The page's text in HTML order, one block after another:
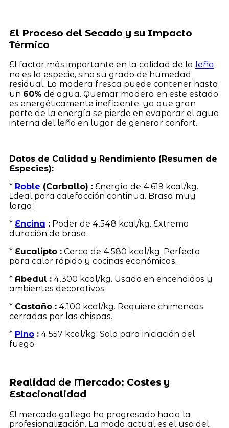
El Proceso del Secado y su Impacto
Térmico
El factor más importante en la calidad de la leña
no es la especie, sino su grado de humedad
residual. La madera fresca puede contener hasta
un 60% de agua. Quemar madera en este estado
es energéticamente ineficiente, ya que gran
parte de la energía se pierde en evaporar el agua
interna del leño en lugar de generar confort.
Datos de Calidad y Rendimiento (Resumen de
Especies):
* Roble (Carballo) :Energía de 4.619 kcal/kg.
Ideal para calefacción continua. Brasa muy
larga.
* Encina :Poder de 4.548 kcal/kg. Extrema
duración de brasa.
* Eucalipto :Cerca de 4.580 kcal/kg. Perfecto
para calor rápido y cocinas económicas.
* Abedul :4.300 kcal/kg. Usado en encendidos y
ambientes decorativos.
* Castaño :4.100 kcal/kg. Requiere chimeneas
cerradas por las chispas.
* Pino:4.557 kcal/kg. Solo para iniciación del
fuego.
Realidad de Mercado: Costes y
Estacionalidad
El mercado gallego ha progresado hacia la
profesionalización. La moda actual es el uso del